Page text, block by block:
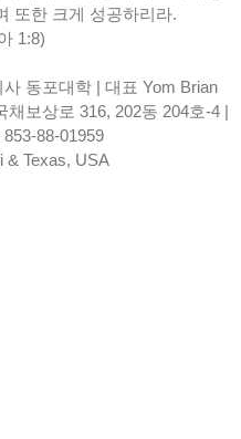
또한 크게 성공하리라.
1:8)
동포대학 | 대표 Yom Brian
보상로 316, 202동 204호-4 |
88-01959
& Texas, USA